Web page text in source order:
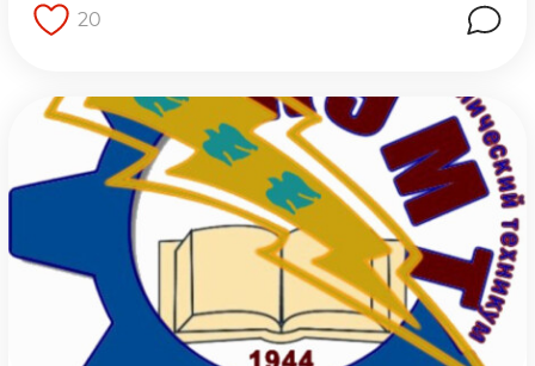
20